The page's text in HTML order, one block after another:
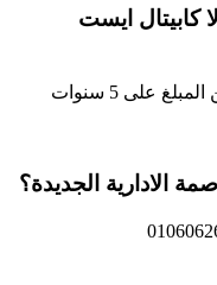
كابيتال ايست
20% مقدم حجز و أيضا تقسيط الباقي من المبلغ على 5 سنوات
الادارية الجديدة؟